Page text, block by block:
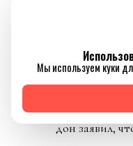
заседатель в
срочно
понимать, о
речь, когда
о лысом
дон заявил,
Мы используем куки